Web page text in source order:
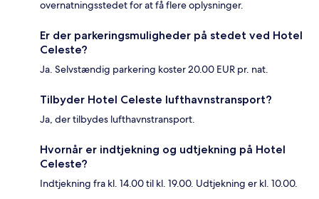
overnatningsstedet for at få flere oplysninger.
Er der parkeringsmuligheder på stedet ved Hotel
Celeste?
Ja. Selvstændig parkering koster 20.00 EUR pr. nat.
Tilbyder Hotel Celeste lufthavnstransport?
Ja, der tilbydes lufthavnstransport.
Hvornår er indtjekning og udtjekning på Hotel
Celeste?
Indtjekning fra kl. 14.00 til kl. 19.00. Udtjekning er kl. 10.00.